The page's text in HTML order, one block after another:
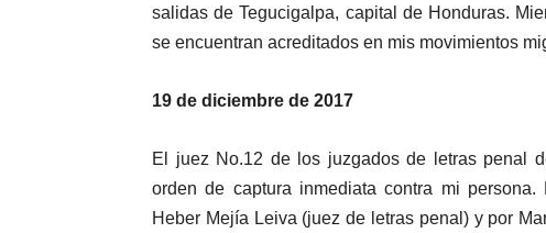
salidas de Tegucigalpa, capital de Honduras.
se encuentran acreditados en mis movimientos
19 de diciembre de 2017
El juez No.12 de los juzgados de letras penal
orden de captura inmediata contra mi
Heber Mejía Leiva (juez de letras penal) y por